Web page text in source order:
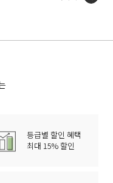
등급별 할인 혜택
최대 15% 할인